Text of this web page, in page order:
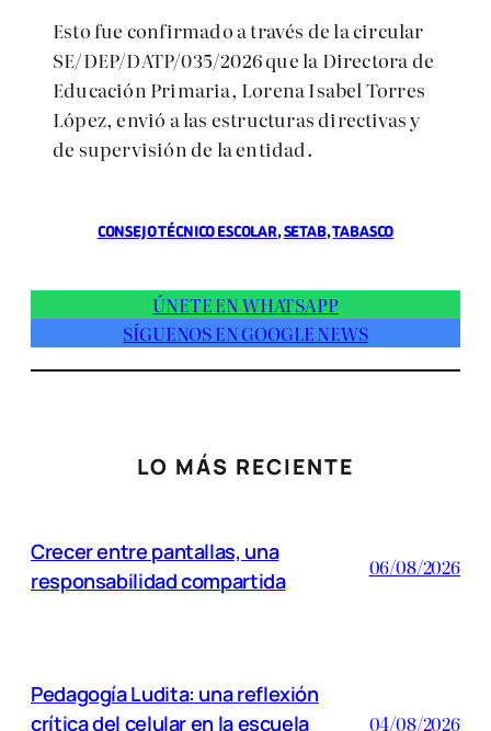
Esto fue confirmado a través de la circular
SE/DEP/DATP/035/2026 que la Directora de
Educación Primaria, Lorena Isabel Torres
López, envió a las estructuras directivas y
de supervisión de la entidad.
CONSEJO TÉCNICO ESCOLAR, SETAB, TABASCO
ÚNETE EN WHATSAPP
SÍGUENOS EN GOOGLE NEWS
LO MÁS RECIENTE
Crecer entre pantallas, una
responsabilidad compartida
06/08/2026
Pedagogía Ludita: una reflexión
crítica del celular en la escuela
04/08/2026